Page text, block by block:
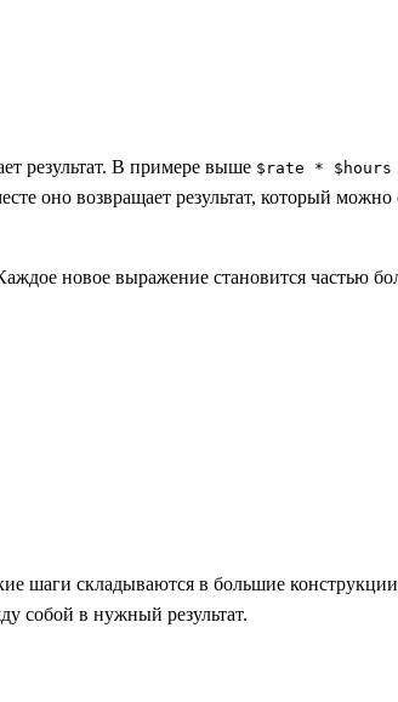
результат. В примере выше $rate * $hours
оно возвращает результат, который можно
новое выражение становится частью
шаги складываются в большие
собой в нужный результат.